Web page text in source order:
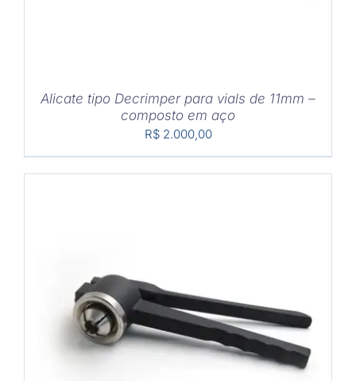
Alicate tipo Decrimper para vials de 11mm –
composto em aço
R$2.000,00
COMPRAR / DETALHES